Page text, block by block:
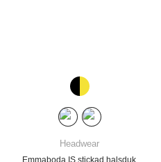
Headwear
Emmaboda IS stickad halsduk